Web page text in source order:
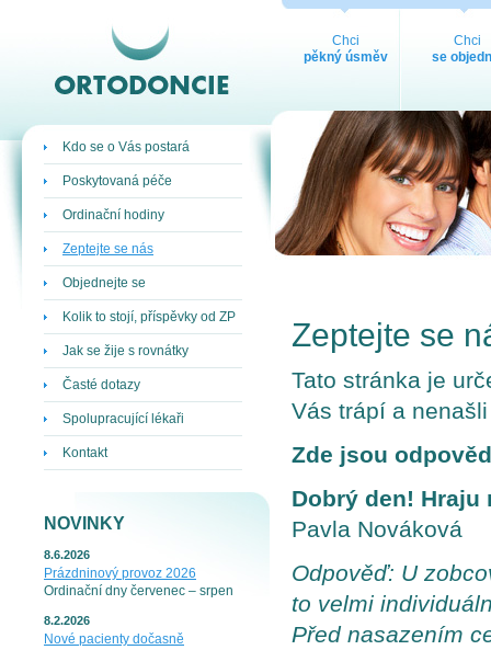
Chci
pěkný úsměv
Chci
se
Zeptejte se
Tato stránka je
Vás trápí a
Zde jsou
Dobrý den! Hraju
Pavla Nováková
Odpověď: U
to velmi
Před nasazením
Kdo se o Vás postará
Poskytovaná péče
Ordinační hodiny
Zeptejte se nás
Objednejte se
Kolik to stojí, příspěvky od ZP
Jak se žije s rovnátky
Časté dotazy
Spolupracující lékaři
Kontakt
NOVINKY
8.6.2026
Prázdninový provoz 2026
Ordinační dny červenec – srpen
8.2.2026
Nové pacienty dočasně